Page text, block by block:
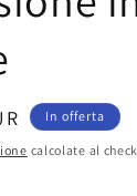
In offerta
calcolate al